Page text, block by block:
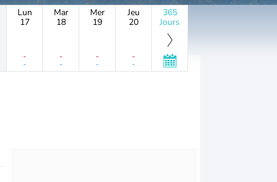
Lun
17
-
-
Mar
18
-
-
Mer
19
-
-
Jeu
20
-
-
365
Jours